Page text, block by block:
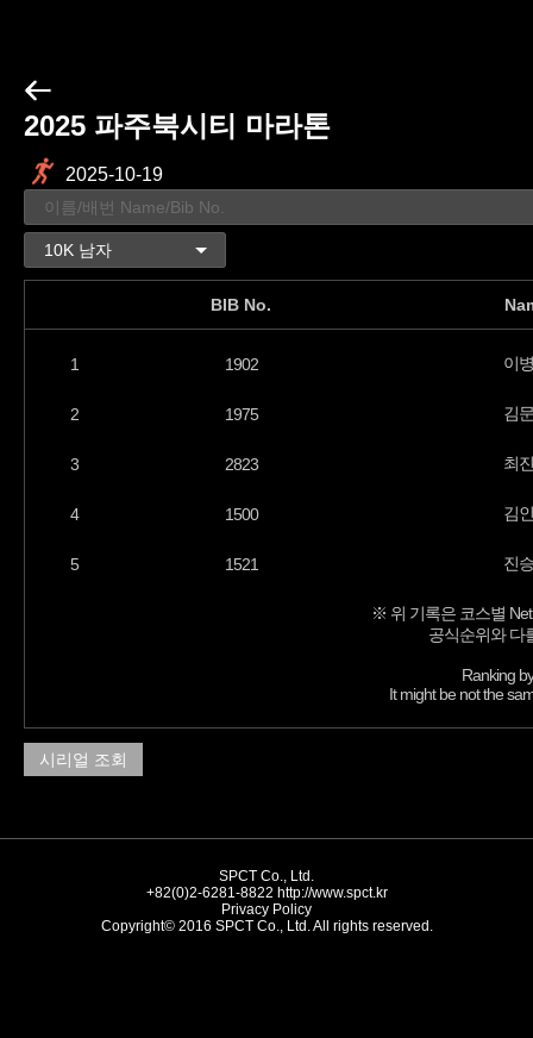
2025 파주북시티 마라톤
2025-10-19
BIB No.
1 1902 이
2 1975 김
3 2823 최
4 1500 김
5 1521 진
※ 위 기록은 코스별
공식순위와 다
Ranking
It might be not the
시리얼 조회
SPCT Co., Ltd.
+82(0)2-6281-8822 http://www.spct.kr
Privacy Policy
Copyright© 2016 SPCT Co., Ltd. All rights reserved.